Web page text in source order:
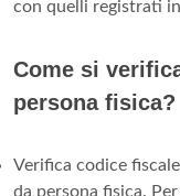
con quelli registrati
Come si
persona fisica?
Verifica codice
da persona fisica.